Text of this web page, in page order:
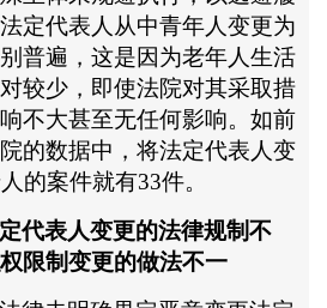
定代表人从中青年人变更为
普遍，这是因为老年人生活
较少，即使法院对其采取措
不大甚至无任何影响。如前
的数据中，将法定代表人变
的案件就有33件。
定代表人变更的法律规制不
限制变更的做法不一